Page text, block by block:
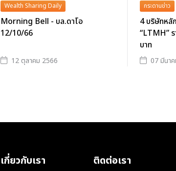
Wealth Sharing Daily
Morning Bell - บล.ดาโอ
12/10/66
12 ตุลาคม 2566
กระดานข่าว
4 บริษัทหลั
“LTMH”
บาท
07 มีนา
เกี่ยวกับเรา ติดต่อเรา